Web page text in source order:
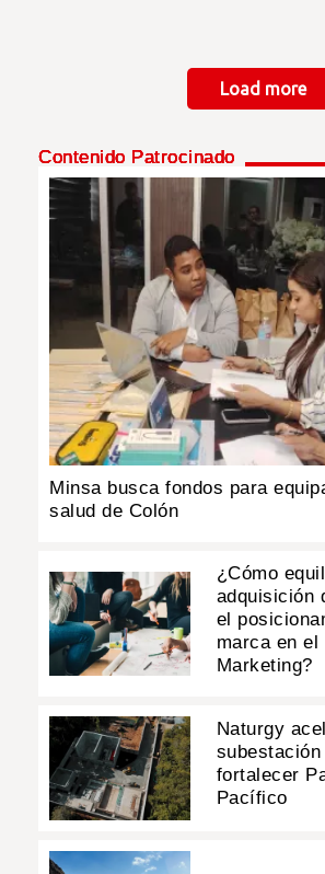
Load more
Contenido Patrocinado
Minsa busca fondos para
salud de Colón
¿Cómo
adquisición
el
marca en el
Marketing?
Naturgy
subestación
fortalecer
Pacífico